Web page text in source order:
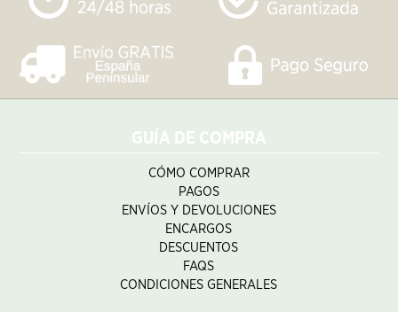
GUÍA DE COMPRA
CÓMO COMPRAR
PAGOS
ENVÍOS Y DEVOLUCIONES
ENCARGOS
DESCUENTOS
FAQS
CONDICIONES GENERALES